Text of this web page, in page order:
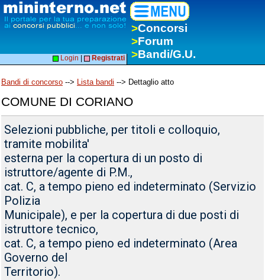
>Concorsi
>Forum
>Bandi/G.U.
Login Registrati
Bandi di concorso --> Lista bandi --> Dettaglio atto
COMUNE DI CORIANO
Selezioni pubbliche, per titoli e colloquio,
tramite mobilita'
esterna per la copertura di un posto di
istruttore/agente di P.M.,
cat. C, a tempo pieno ed indeterminato (Servizio
Polizia
Municipale), e per la copertura di due posti di
istruttore tecnico,
cat. C, a tempo pieno ed indeterminato (Area
Governo del
Territorio).